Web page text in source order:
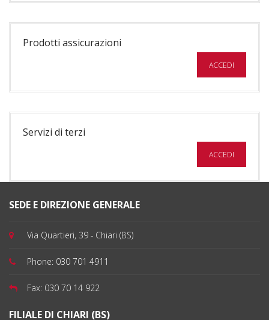
Prodotti assicurazioni
ACCEDI
Servizi di terzi
ACCEDI
SEDE E DIREZIONE GENERALE
Via Quartieri, 39 - Chiari (BS)
Phone: 030 701 4911
Fax: 030 70 14 922
FILIALE DI CHIARI (BS)